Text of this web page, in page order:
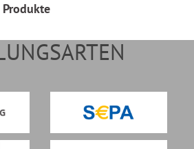
Produkte